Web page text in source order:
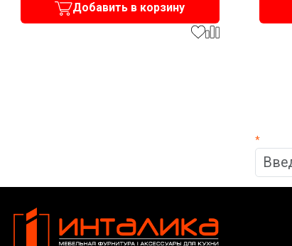
Добавить в корзину
*